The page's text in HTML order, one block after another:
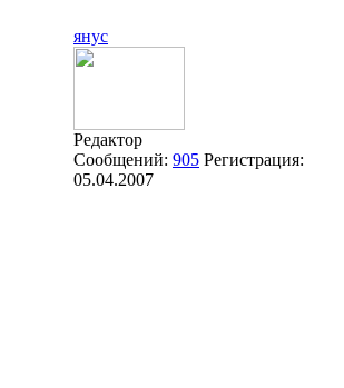
янус
Редактор
Сообщений: 905 Регистрация:
05.04.2007